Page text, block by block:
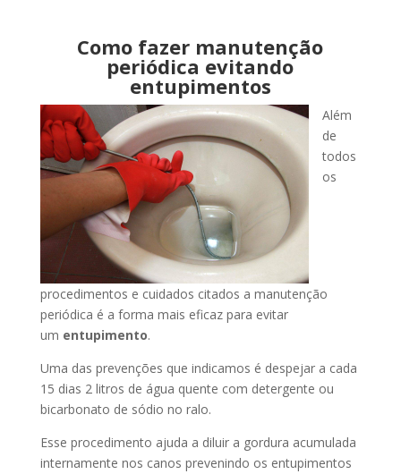
Como fazer manutenção
periódica evitando
entupimentos
Além
de
todos
os
procedimentos e cuidados citados a manutenção
periódica é a forma mais eficaz para evitar
um entupimento.
Uma das prevenções que indicamos é despejar a cada
15 dias 2 litros de água quente com detergente ou
bicarbonato de sódio no ralo.
Esse procedimento ajuda a diluir a gordura acumulada
internamente nos canos prevenindo os entupimentos